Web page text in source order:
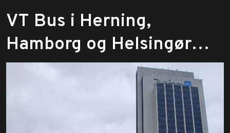
​VT Bus i Herning,
Hamborg og Helsingør…